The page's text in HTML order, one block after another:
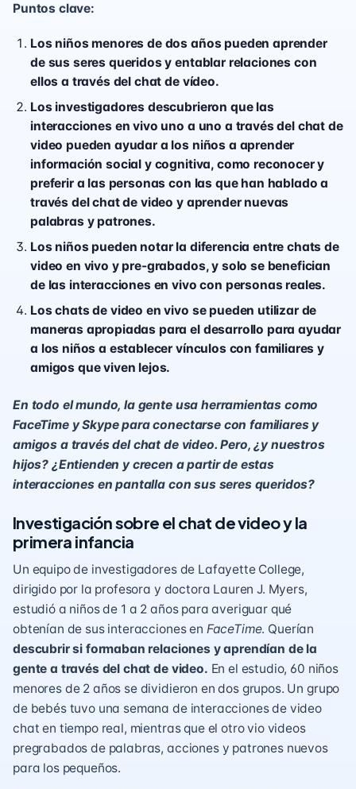
Puntos clave:
Los niños menores de dos años pueden aprender
de sus seres queridos y entablar relaciones con
ellos a través del chat de vídeo.
Los investigadores descubrieron que las
interacciones en vivo uno a uno a través del chat de
video pueden ayudar a los niños a aprender
información social y cognitiva, como reconocer y
preferir a las personas con las que han hablado a
través del chat de video y aprender nuevas
palabras y patrones.
Los niños pueden notar la diferencia entre chats de
video en vivo y pre-grabados, y solo se benefician
de las interacciones en vivo con personas reales.
Los chats de video en vivo se pueden utilizar de
maneras apropiadas para el desarrollo para ayudar
a los niños a establecer vínculos con familiares y
amigos que viven lejos.
En todo el mundo, la gente usa herramientas como
FaceTime y Skype para conectarse con familiares y
amigos a través del chat de video. Pero, ¿y nuestros
hijos? ¿Entienden y crecen a partir de estas
interacciones en pantalla con sus seres queridos?
Investigación sobre el chat de video y la
primera infancia
Un equipo de investigadores de Lafayette College,
dirigido por la profesora y doctora Lauren J. Myers,
estudió a niños de 1 a 2 años para averiguar qué
obtenían de sus interacciones en FaceTime. Querían
descubrir si formaban relaciones y aprendían de la
gente a través del chat de video. En el estudio, 60 niños
menores de 2 años se dividieron en dos grupos. Un grupo
de bebés tuvo una semana de interacciones de video
chat en tiempo real, mientras que el otro vio videos
pregrabados de palabras, acciones y patrones nuevos
para los pequeños.